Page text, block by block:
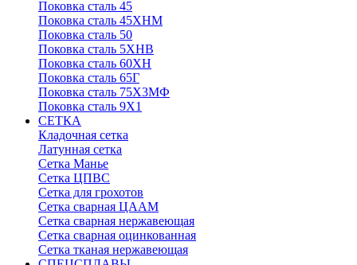
Поковка сталь 45
Поковка сталь 45ХНМ
Поковка сталь 50
Поковка сталь 5ХНВ
Поковка сталь 60ХН
Поковка сталь 65Г
Поковка сталь 75Х3МФ
Поковка сталь 9Х1
СЕТКА
Кладочная сетка
Латунная сетка
Сетка Манье
Сетка ЦПВС
Сетка для грохотов
Сетка сварная ЦААМ
Сетка сварная нержавеющая
Сетка сварная оцинкованная
Сетка тканая нержавеющая